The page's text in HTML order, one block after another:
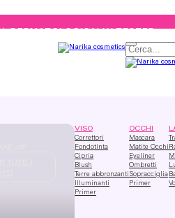
TESTED
Cerca
VISO
Correttori
Fondotinta
Cipria
Blush
Terre abbronzanti
Illuminanti
Primer
OCCHI
Mascara
Matite Occhi
Eyeliner
Ombretti
Sopracciglia
Primer